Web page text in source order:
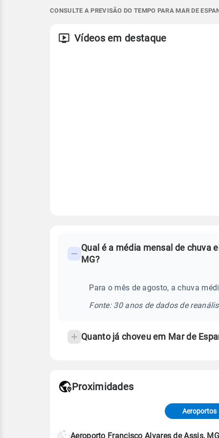
13°26°
13°19°
ENE - 7km/h
ENE - 23km/h
CONSULTE A PREVISÃO DO TEMPO PARA MAR DE
Vídeos em destaque
Perguntas
temperatura
Qual é a média mensal de chuva
MG?
Para o mês de agosto, a chuva
Fonte: 30 anos de dados de
Quanto já choveu em Mar de
de Tempo e Estudos Climáticos
Proximidades
Aeroportos
Aeroporto Francisco Alvares de Assis, MG